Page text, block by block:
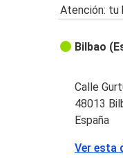
Atención: tu
Bilbao
Calle
48013
España
Ver esta